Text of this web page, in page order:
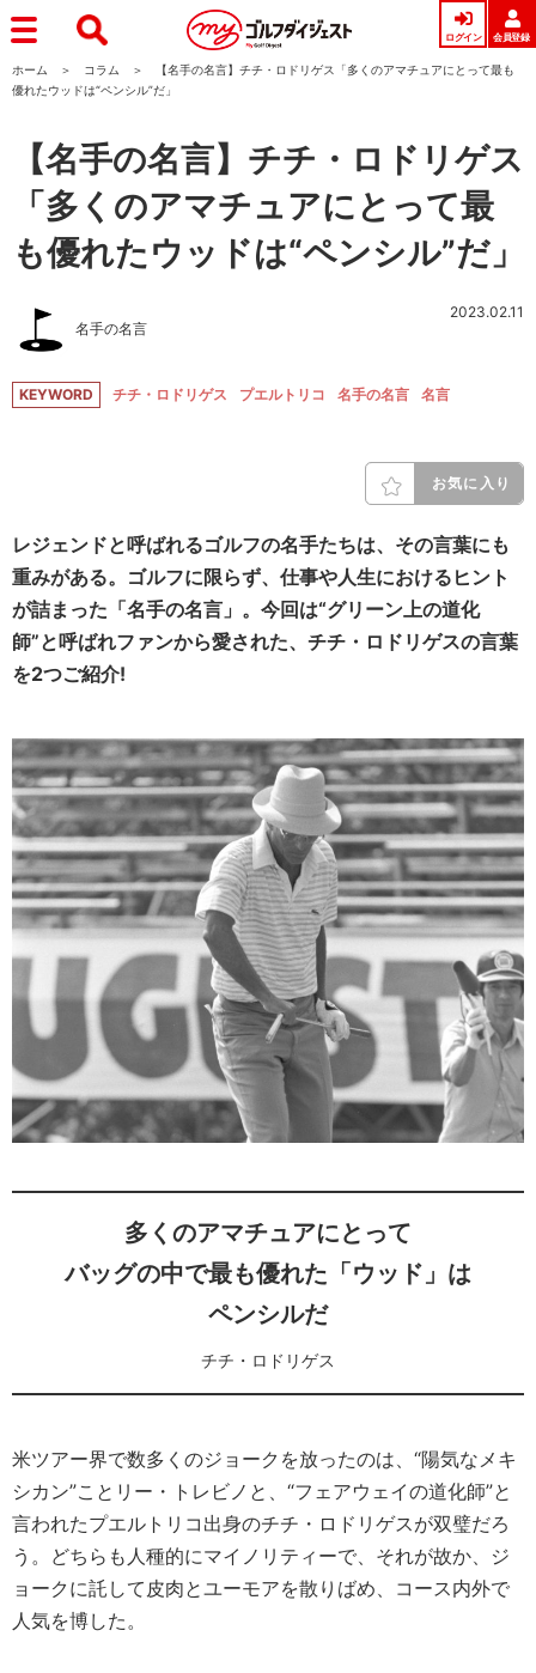
ログイン 会員登録
ホーム コラム
【名手の名言】チチ・ロドリゲス「多くのアマチュアにとって最も
優れたウッドは“ペンシル”だ」
【名手の名言】チチ・ロドリゲス
「多くのアマチュアにとって最
も優れたウッドは“ペンシル”だ」
名手の名言
2023.02.11
KEYWORD チチ・ロドリゲス プエルトリコ 名手の名言 名言
お気に入り
レジェンドと呼ばれるゴルフの名手たちは、その言葉にも
重みがある。ゴルフに限らず、仕事や人生におけるヒント
が詰まった「名手の名言」。今回は“グリーン上の道化
師”と呼ばれファンから愛された、チチ・ロドリゲスの言葉
を2つご紹介!
多くのアマチュアにとって
バッグの中で最も優れた「ウッド」は
ペンシルだ
チチ・ロドリゲス
米ツアー界で数多くのジョークを放ったのは、“陽気なメキ
シカン”ことリー・トレビノと、“フェアウェイの道化師”と
言われたプエルトリコ出身のチチ・ロドリゲスが双璧だろ
う。どちらも人種的にマイノリティーで、それが故か、ジ
ョークに託して皮肉とユーモアを散りばめ、コース内外で
人気を博した。